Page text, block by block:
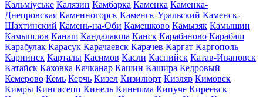
Кальміуське Калязин Камбарка Каменка Каменка-
Днепровская Каменногорск Каменск-Уральский Каменск-
Шахтинский Камень-на-Оби Камешково Камызяк Камышин
Камышлов Канаш Кандалакша Канск Карабаново Карабаш
Карабулак Карасук Карачаевск Карачев Каргат Каргополь
Карпинск Карталы Касимов Касли Каспийск Катав-Ивановск
Катайск Каховка Качканар Кашин Кашира Кедровый
Кемерово Кемь Керчь Кизел Кизилюрт Кизляр Кимовск
Кимры Кингисепп Кинель Кинешма Кипуче Киреевск